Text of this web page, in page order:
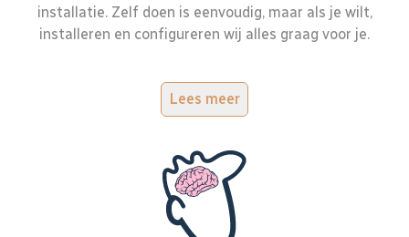
installatie. Zelf doen is eenvoudig, maar als je wilt,
installeren en configureren wij alles graag voor je.
Lees meer